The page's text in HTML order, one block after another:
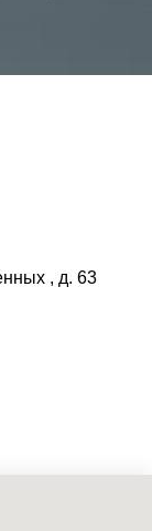
, д. 63